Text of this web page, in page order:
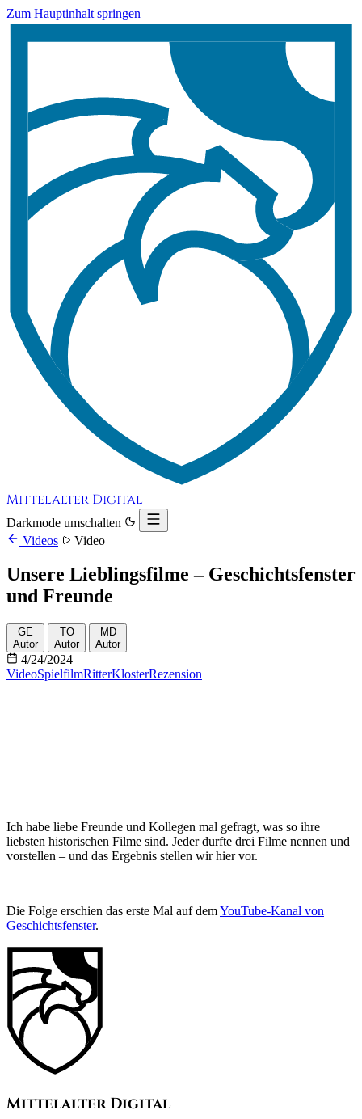
Zum Hauptinhalt springen
Mittelalter Digital
Darkmode umschalten
Videos
Video
Unsere Lieblingsfilme – Geschichtsfenster
und Freunde
GE
Autor
TO
Autor
MD
Autor
4/24/2024
VideoSpielfilmRitterKlosterRezension
Ich habe liebe Freunde und Kollegen mal gefragt, was so ihre
liebsten historischen Filme sind. Jeder durfte drei Filme nennen und
vorstellen – und das Ergebnis stellen wir hier vor.
Die Folge erschien das erste Mal auf demYouTube-Kanal von
Geschichtsfenster.
Mittelalter Digital